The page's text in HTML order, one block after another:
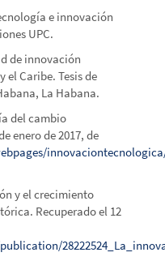
e innovación
UPC.
de innovación
el Caribe. Tesis de
La Habana.
del cambio
enero de 2017, de
y el crecimiento
Recuperado el 12